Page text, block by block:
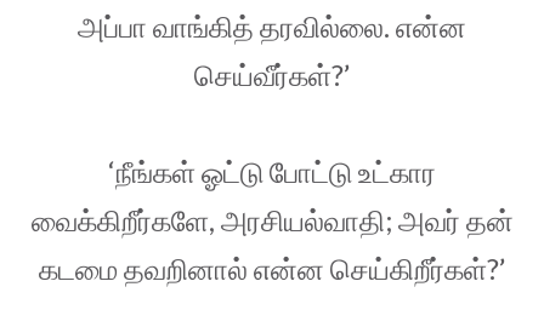
அப்பா வாங்கித் தரவில்லை. என்ன
செய்வீர்கள்?’
‘நீங்கள் ஓட்டு போட்டு உட்கார
வைக்கிறீர்களே, அரசியல்வாதி; அவர் தன்
கடமை தவறினால் என்ன செய்கிறீர்கள்?’